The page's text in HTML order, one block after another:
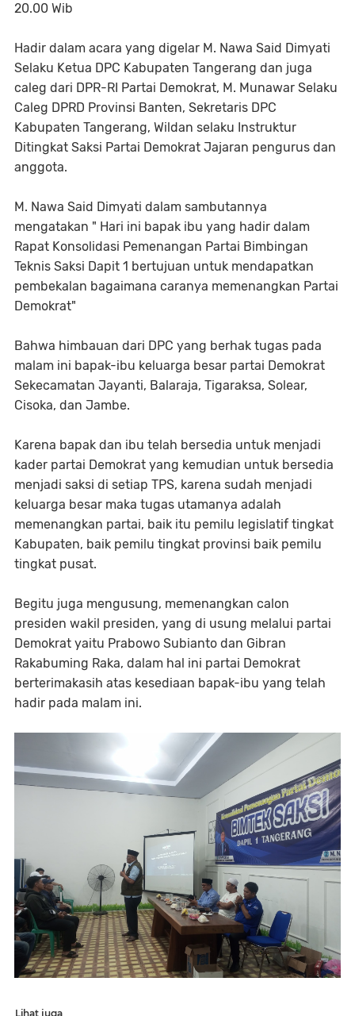
20.00 Wib
Hadir dalam acara yang digelar M. Nawa Said Dimyati
Selaku Ketua DPC Kabupaten Tangerang dan juga
caleg dari DPR-RI Partai Demokrat, M. Munawar Selaku
Caleg DPRD Provinsi Banten, Sekretaris DPC
Kabupaten Tangerang, Wildan selaku Instruktur
Ditingkat Saksi Partai Demokrat Jajaran pengurus dan
anggota.
M. Nawa Said Dimyati dalam sambutannya
mengatakan " Hari ini bapak ibu yang hadir dalam
Rapat Konsolidasi Pemenangan Partai Bimbingan
Teknis Saksi Dapit 1 bertujuan untuk mendapatkan
pembekalan bagaimana caranya memenangkan Partai
Demokrat"
Bahwa himbauan dari DPC yang berhak tugas pada
malam ini bapak-ibu keluarga besar partai Demokrat
Sekecamatan Jayanti, Balaraja, Tigaraksa, Solear,
Cisoka, dan Jambe.
Karena bapak dan ibu telah bersedia untuk menjadi
kader partai Demokrat yang kemudian untuk bersedia
menjadi saksi di setiap TPS, karena sudah menjadi
keluarga besar maka tugas utamanya adalah
memenangkan partai, baik itu pemilu legislatif tingkat
Kabupaten, baik pemilu tingkat provinsi baik pemilu
tingkat pusat.
Begitu juga mengusung, memenangkan calon
presiden wakil presiden, yang di usung melalui partai
Demokrat yaitu Prabowo Subianto dan Gibran
Rakabuming Raka, dalam hal ini partai Demokrat
berterimakasih atas kesediaan bapak-ibu yang telah
hadir pada malam ini.
Lihat juga